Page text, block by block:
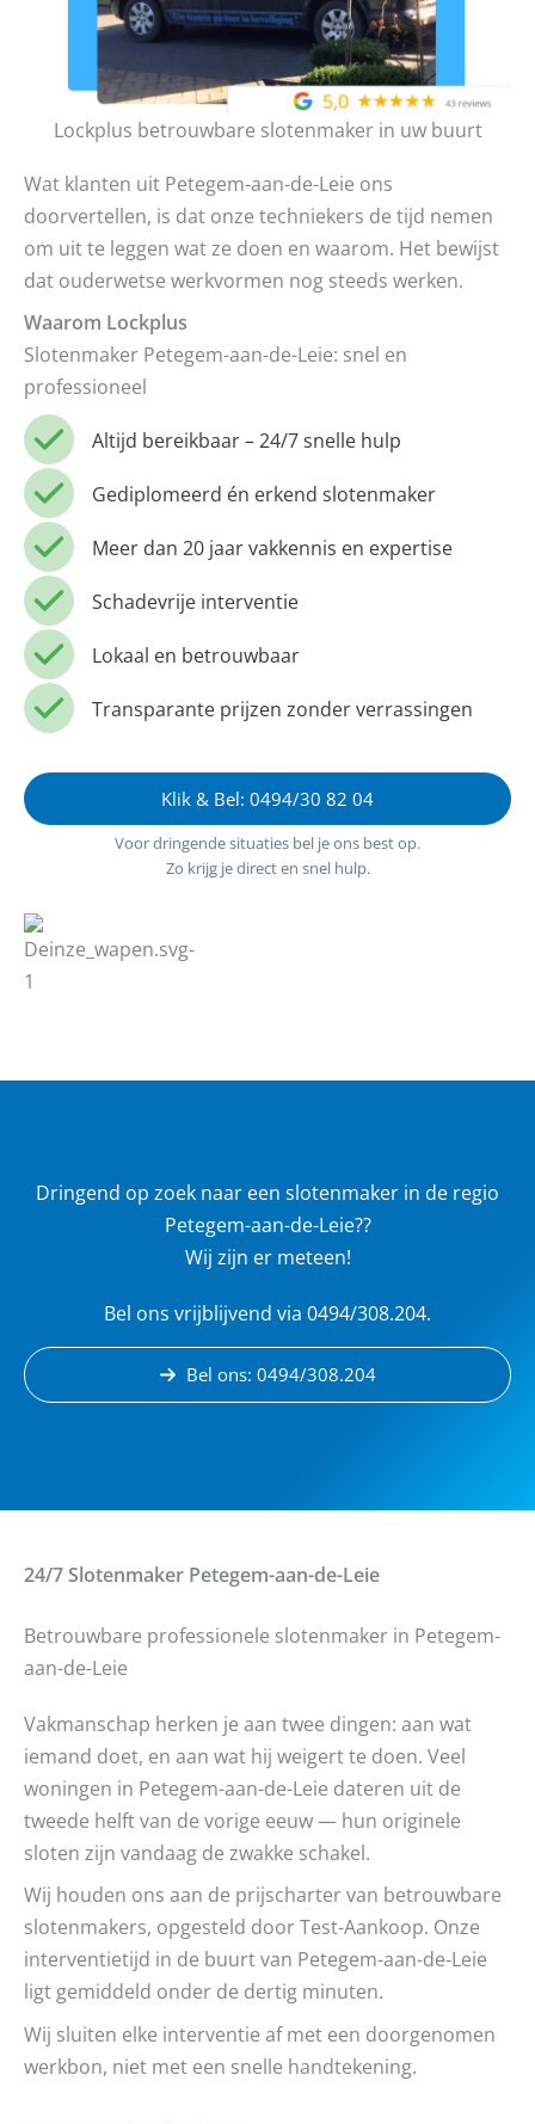
Lockplus betrouwbare slotenmaker in uw buurt
Wat klanten uit Petegem-aan-de-Leie ons
doorvertellen, is dat onze techniekers de tijd nemen
om uit te leggen wat ze doen en waarom. Het bewijst
dat ouderwetse werkvormen nog steeds werken.
Waarom Lockplus
Slotenmaker Petegem-aan-de-Leie: snel en
professioneel
Altijd bereikbaar – 24/7 snelle hulp
Gediplomeerd én erkend slotenmaker
Meer dan 20 jaar vakkennis en expertise
Schadevrije interventie
Lokaal en betrouwbaar
Transparante prijzen zonder verrassingen
Klik & Bel: 0494/30 82 04
Voor dringende situaties bel je ons best op.
Zo krijg je direct en snel hulp.
Dringend op zoek naar een slotenmaker in de regio
Petegem-aan-de-Leie??
Wij zijn er meteen!
Bel ons vrijblijvend via 0494/308.204.
Bel ons: 0494/308.204
24/7 Slotenmaker Petegem-aan-de-Leie
Betrouwbare professionele slotenmaker in Petegem-
aan-de-Leie
Vakmanschap herken je aan twee dingen: aan wat
iemand doet, en aan wat hij weigert te doen. Veel
woningen in Petegem-aan-de-Leie dateren uit de
tweede helft van de vorige eeuw — hun originele
sloten zijn vandaag de zwakke schakel.
Wij houden ons aan de prijscharter van betrouwbare
slotenmakers, opgesteld door Test-Aankoop. Onze
interventietijd in de buurt van Petegem-aan-de-Leie
ligt gemiddeld onder de dertig minuten.
Wij sluiten elke interventie af met een doorgenomen
werkbon, niet met een snelle handtekening.